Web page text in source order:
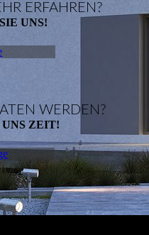
ERFAHREN?
UNS!
WERDEN?
ZEIT!